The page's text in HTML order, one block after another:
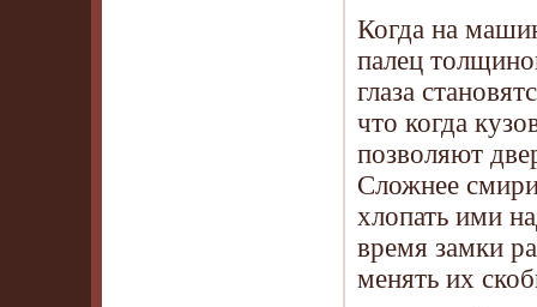
Когда на
палец
глаза
что когда
позволяют
Сложнее
хлопать ими
время замки
менять их